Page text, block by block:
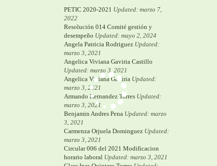
PETIC 2020-2021 Updated: marzo 7,
2022
Resolución 014 Comité gestión y
desempeño Updated: mayo 2, 2024
Angela Patricia Rodriguez Updated:
marzo 3, 2021
Angelica Viviana Gaviria Castillo
Updated: marzo 3, 2021
Angelica Viviana Gaviria Updated:
marzo 3, 2021
Armando Hernandez Torres Updated:
marzo 3, 2021
Benjamin Andres Pena Updated: marzo
3, 2021
Carmenza Orjuela Dominguez Updated:
marzo 3, 2021
Circular 006 del 2021 Modificacion
horario laboral Updated: marzo 3, 2021